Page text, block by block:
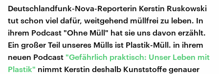
Deutschlandfunk-Nova-Reporterin Kerstin Ruskowski
tut schon viel dafür, weitgehend müllfrei zu leben. In
ihrem Podcast "Ohne Müll" hat sie uns davon erzählt.
Ein großer Teil unseres Mülls ist Plastik-Müll. in ihrem
neuen Podcast "Gefährlich praktisch: Unser Leben mit
Plastik" nimmt Kerstin deshalb Kunststoffe genauer